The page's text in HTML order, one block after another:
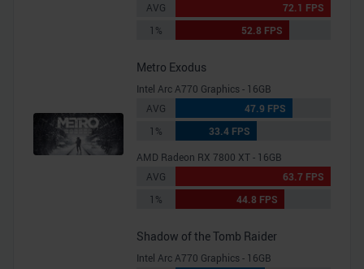
AVG
72.1 FPS
1%
52.8 FPS
Metro Exodus
Intel Arc A770 Graphics - 16GB
AVG
47.9 FPS
1%
33.4 FPS
AMD Radeon RX 7800 XT - 16GB
AVG
63.7 FPS
1%
44.8 FPS
Shadow of the Tomb Raider
Intel Arc A770 Graphics - 16GB